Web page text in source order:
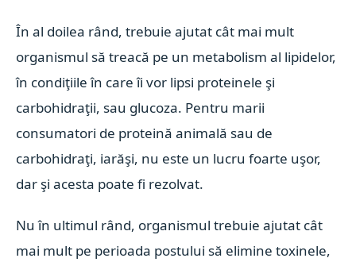
În al doilea rând, trebuie ajutat cât mai mult
organismul să treacă pe un metabolism al lipidelor,
în condiţiile în care îi vor lipsi proteinele şi
carbohidraţii, sau glucoza. Pentru marii
consumatori de proteină animală sau de
carbohidraţi, iarăşi, nu este un lucru foarte uşor,
dar şi acesta poate fi rezolvat.
Nu în ultimul rând, organismul trebuie ajutat cât
mai mult pe perioada postului să elimine toxinele,